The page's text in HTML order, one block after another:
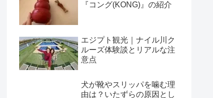
『コング(KONG)』の紹介
エジプト観光｜ナイル川ク
ルーズ体験談とリアルな注
意点
犬が靴やスリッパを噛む理
由は？いたずらの原因とし